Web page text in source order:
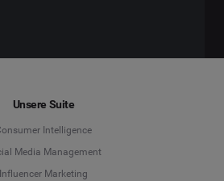
Unsere Suite
Intelligence
Media Management
Influencer Marketing